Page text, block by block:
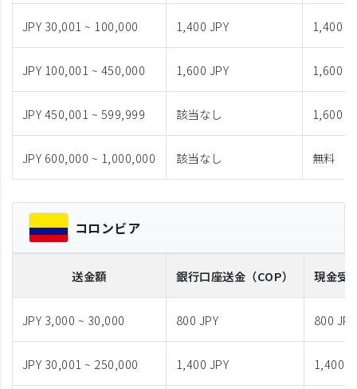
JPY 30,001 ~ 100,000 1,400 JPY 1,400
JPY 100,001 ~ 450,000 1,600 JPY 1,600
JPY 450,001 ~ 599,999 該当なし 1,600
JPY 600,000 ~ 1,000,000 該当なし 無料
コロンビア
送金額 銀行口座送金 （COP） 現金受
JPY 3,000 ~ 30,000 800 JPY 800 JPY
JPY 30,001 ~ 250,000 1,400 JPY 1,400